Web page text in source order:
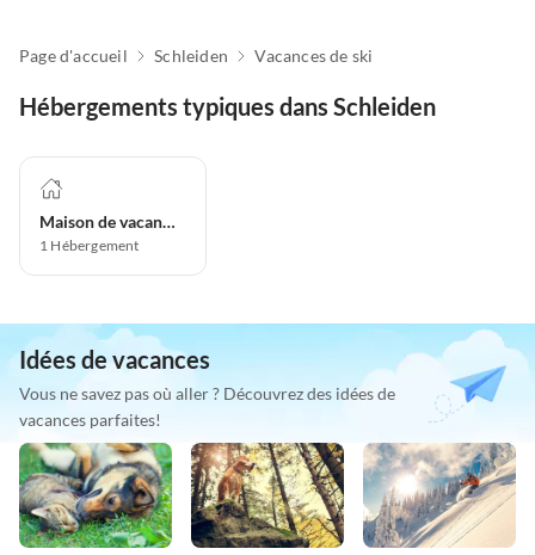
Page d'accueil Schleiden Vacances de ski
Hébergements typiques dans Schleiden
Maison de vacances
1 Hébergement
Idées de vacances
Vous ne savez pas où aller ? Découvrez des idées de
vacances parfaites!